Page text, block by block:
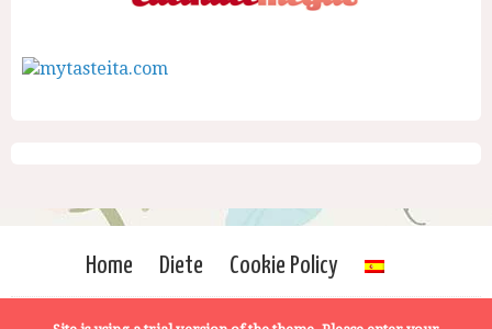
Home Diete Cookie Policy